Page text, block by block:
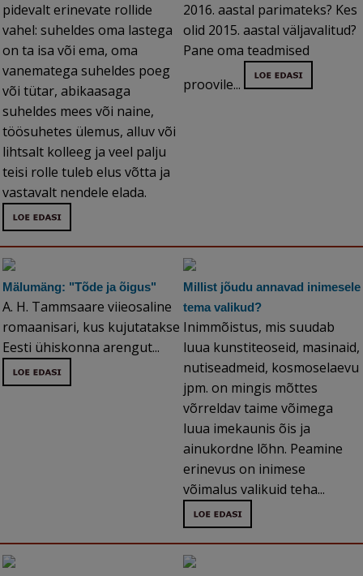
pidevalt erinevate rollide
vahel: suheldes oma lastega
on ta isa või ema, oma
vanematega suheldes poeg
või tütar, abikaasaga
suheldes mees või naine,
töösuhetes ülemus, alluv või
lihtsalt kolleeg ja veel palju
teisi rolle tuleb elus võtta ja
vastavalt nendele elada.
2016. aastal parimateks? Kes
olid 2015. aastal väljavalitud?
Pane oma teadmised
proovile...
Mälumäng: "Tõde ja õigus"
A. H. Tammsaare viieosaline
romaanisari, kus kujutatakse
Eesti ühiskonna arengut...
Millist jõudu annavad inimesele
tema valikud?
Inimmõistus, mis suudab
luua kunstiteoseid, masinaid,
nutiseadmeid, kosmoselaevu
jpm. on mingis mõttes
võrreldav taime võimega
luua imekaunis õis ja
ainukordne lõhn. Peamine
erinevus on inimese
võimalus valikuid teha...